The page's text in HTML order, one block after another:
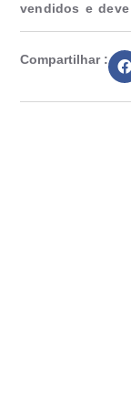
vendidos e
Compartilhar :